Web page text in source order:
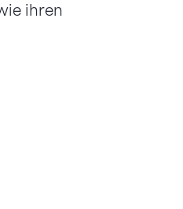
ihren